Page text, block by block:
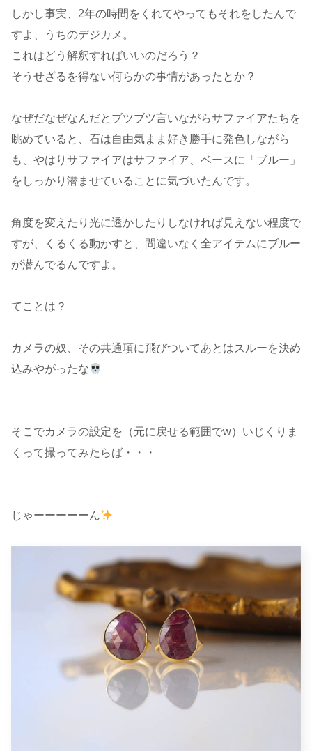
しかし事実、2年の時間をくれてやってもそれをしたんで
すよ、うちのデジカメ。
これはどう解釈すればいいのだろう？
そうせざるを得ない何らかの事情があったとか？
なぜだなぜなんだとブツブツ言いながらサファイアたちを
眺めていると、石は自由気まま好き勝手に発色しながら
も、やはりサファイアはサファイア、ベースに「ブルー」
をしっかり潜ませていることに気づいたんです。
角度を変えたり光に透かしたりしなければ見えない程度で
すが、くるくる動かすと、間違いなく全アイテムにブルー
が潜んでるんですよ。
てことは？
カメラの奴、その共通項に飛びついてあとはスルーを決め
込みやがったな
そこでカメラの設定を（元に戻せる範囲でw）いじくりま
くって撮ってみたらば・・・
じゃーーーーーん